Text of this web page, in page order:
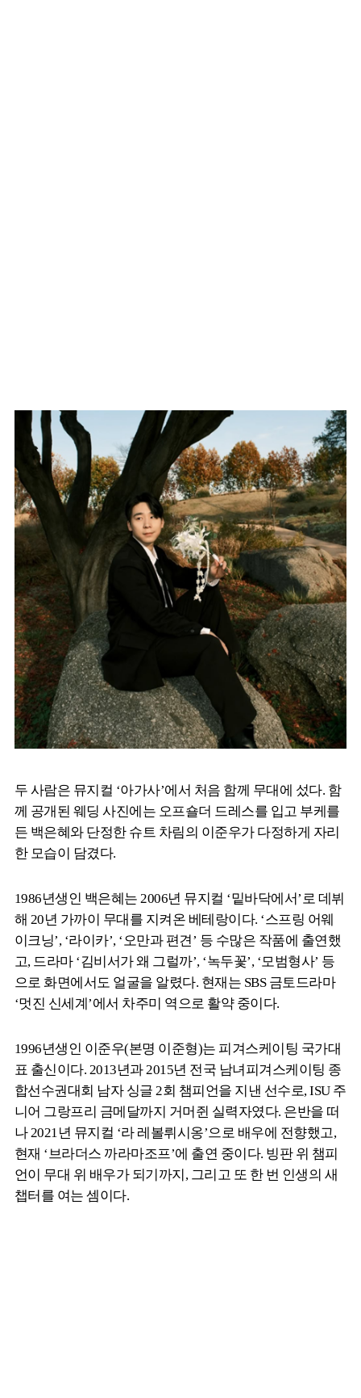
두 사람은 뮤지컬 ‘아가사’에서 처음 함께 무대에 섰다. 함
께 공개된 웨딩 사진에는 오프숄더 드레스를 입고 부케를
든 백은혜와 단정한 슈트 차림의 이준우가 다정하게 자리
한 모습이 담겼다.
1986년생인 백은혜는 2006년 뮤지컬 ‘밑바닥에서’로 데뷔
해 20년 가까이 무대를 지켜온 베테랑이다. ‘스프링 어웨
이크닝’, ‘라이카’, ‘오만과 편견’ 등 수많은 작품에 출연했
고, 드라마 ‘김비서가 왜 그럴까’, ‘녹두꽃’, ‘모범형사’ 등
으로 화면에서도 얼굴을 알렸다. 현재는 SBS 금토드라마
‘멋진 신세계’에서 차주미 역으로 활약 중이다.
1996년생인 이준우(본명 이준형)는 피겨스케이팅 국가대
표 출신이다. 2013년과 2015년 전국 남녀피겨스케이팅 종
합선수권대회 남자 싱글 2회 챔피언을 지낸 선수로, ISU 주
니어 그랑프리 금메달까지 거머쥔 실력자였다. 은반을 떠
나 2021년 뮤지컬 ‘라 레볼뤼시옹’으로 배우에 전향했고,
현재 ‘브라더스 까라마조프’에 출연 중이다. 빙판 위 챔피
언이 무대 위 배우가 되기까지, 그리고 또 한 번 인생의 새
챕터를 여는 셈이다.